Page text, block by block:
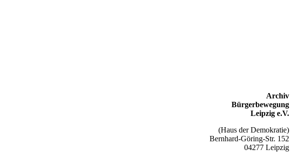
Archiv
Bürgerbewegung
Leipzig e.V.
(Haus der Demokratie)
Bernhard-Göring-Str. 152
04277 Leipzig